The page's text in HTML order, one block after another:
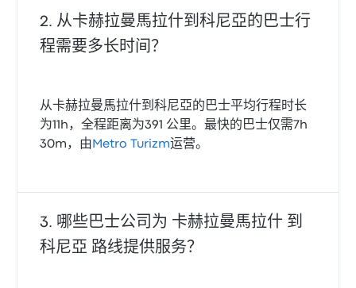
从卡赫拉曼馬拉什到科尼亞的巴士行
程需要多长时间？
从卡赫拉曼馬拉什到科尼亞的巴士平均行程时长
为11h，全程距离为391 公里。最快的巴士仅需7h
30m，由 Metro Turizm运营。
哪些巴士公司为 卡赫拉曼馬拉什 到
科尼亞 路线提供服务？